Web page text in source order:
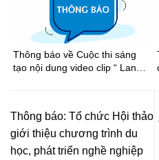
Thông báo về Cuộc thi sáng
tạo nội dung video clip “ Lan
Thông báo: Tổ chức Hội thảo
giới thiệu chương trình du
học, phát triển nghề nghiệp